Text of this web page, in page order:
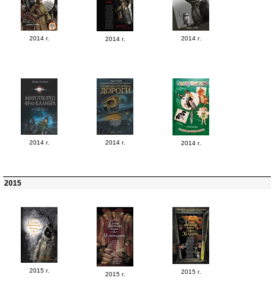
2014 г. 2014 г. 2014 г.
2014 г. 2014 г. 2014 г.
2015
2015 г.
2015 г. 2015 г.